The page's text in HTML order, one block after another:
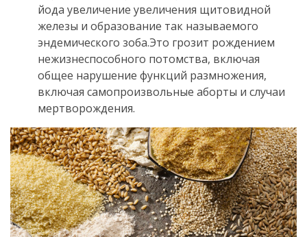
йода увеличение увеличения щитовидной
железы и образование так называемого
эндемического зоба.Это грозит рождением
нежизнеспособного потомства, включая
общее нарушение функций размножения,
включая самопроизвольные аборты и случаи
мертворождения.